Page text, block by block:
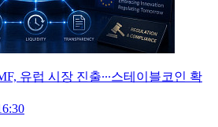
유럽 시장 진출∙∙∙스테이블코인 확